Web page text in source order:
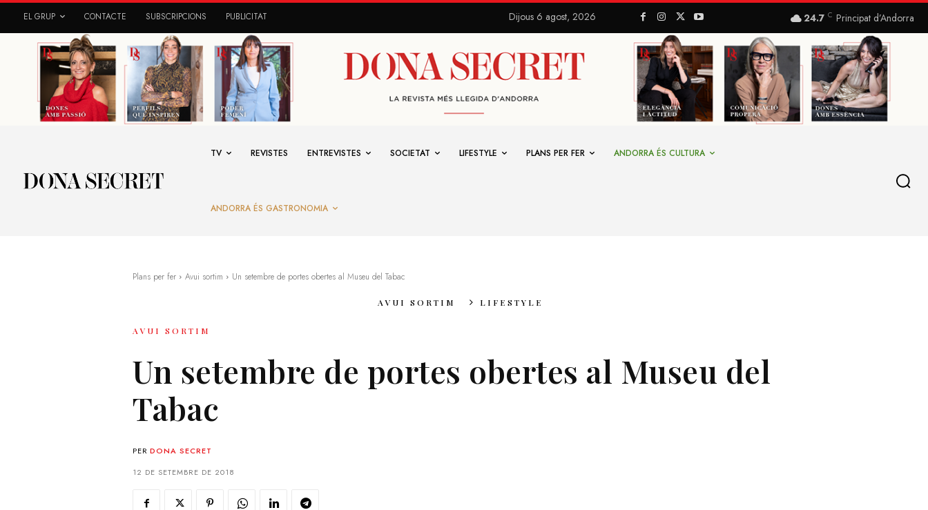
EL GRUP CONTACTE SUBSCRIPCIONS PUBLICITAT Dijous 6 agost, 2026 24.7 C Principat d’Andorra
TV REVISTES ENTREVISTES SOCIETAT LIFESTYLE PLANS PER FER ANDORRA ÉS CULTURA
ANDORRA ÉS GASTRONOMIA
Plans per fer Avui sortim Un setembre de portes obertes al Museu del Tabac
AVUI SORTIM LIFESTYLE
AVUI SORTIM
Un setembre de portes obertes al Museu del
Tabac
PER DONA SECRET
12 DE SETEMBRE DE 2018